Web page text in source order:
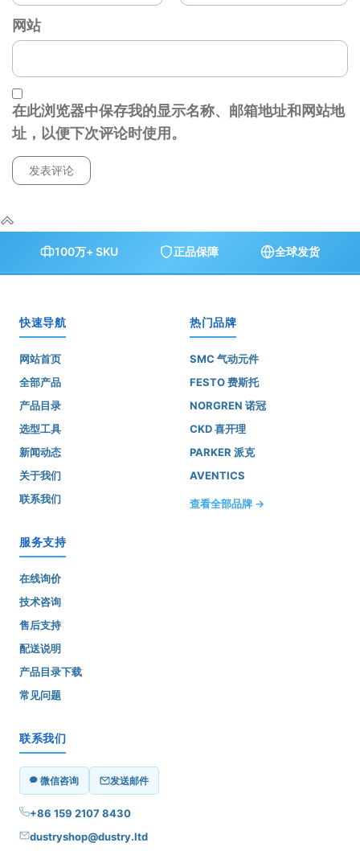
网站
在此浏览器中保存我的显示名称、邮箱地址和网站地
址，以便下次评论时使用。
100万+ SKU 正品保障 全球发货
快速导航
网站首页
全部产品
产品目录
选型工具
新闻动态
关于我们
联系我们
热门品牌
SMC 气动元件
FESTO 费斯托
NORGREN 诺冠
CKD 喜开理
PARKER 派克
AVENTICS
查看全部品牌 →
服务支持
在线询价
技术咨询
售后支持
配送说明
产品目录下载
常见问题
联系我们
微信咨询 发送邮件
+86 159 2107 8430
dustryshop@dustry.ltd